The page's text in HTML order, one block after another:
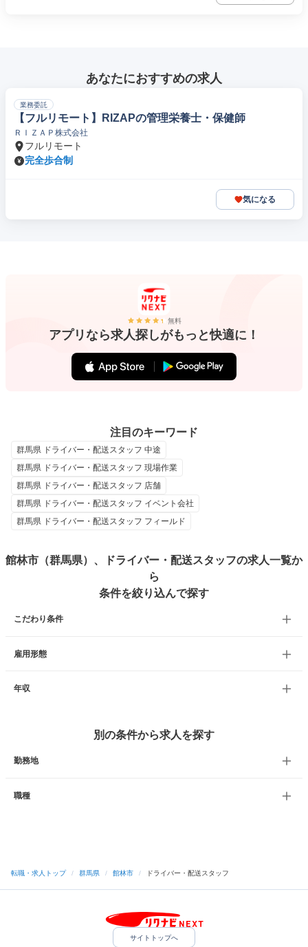
あなたにおすすめの求人
業務委託
【フルリモート】RIZAPの管理栄養士・保健師
ＲＩＺＡＰ株式会社
フルリモート
完全歩合制
気になる
無料
アプリなら求人探しがもっと快適に！
注目のキーワード
群馬県 ドライバー・配送スタッフ 中途
群馬県 ドライバー・配送スタッフ 現場作業
群馬県 ドライバー・配送スタッフ 店舗
群馬県 ドライバー・配送スタッフ イベント会社
群馬県 ドライバー・配送スタッフ フィールド
館林市（群馬県）、ドライバー・配送スタッフの求人一覧か
ら
条件を絞り込んで探す
こだわり条件
雇用形態
年収
別の条件から求人を探す
勤務地
職種
転職・求人トップ / 群馬県 / 館林市 / ドライバー・配送スタッフ
サイトトップへ